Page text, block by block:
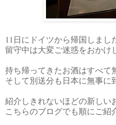
11 日にドイツから帰国しまし
留守中は大変ご迷惑をおかけ
持ち帰ってきたお酒はすべて
そして別送分も日本に無事に
紹介しきれないほどの新しい
こちらのブログでも順にご紹